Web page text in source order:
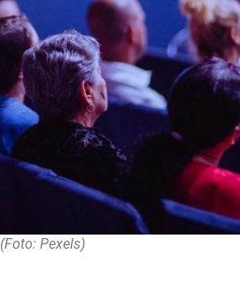
(Foto: Pexels)